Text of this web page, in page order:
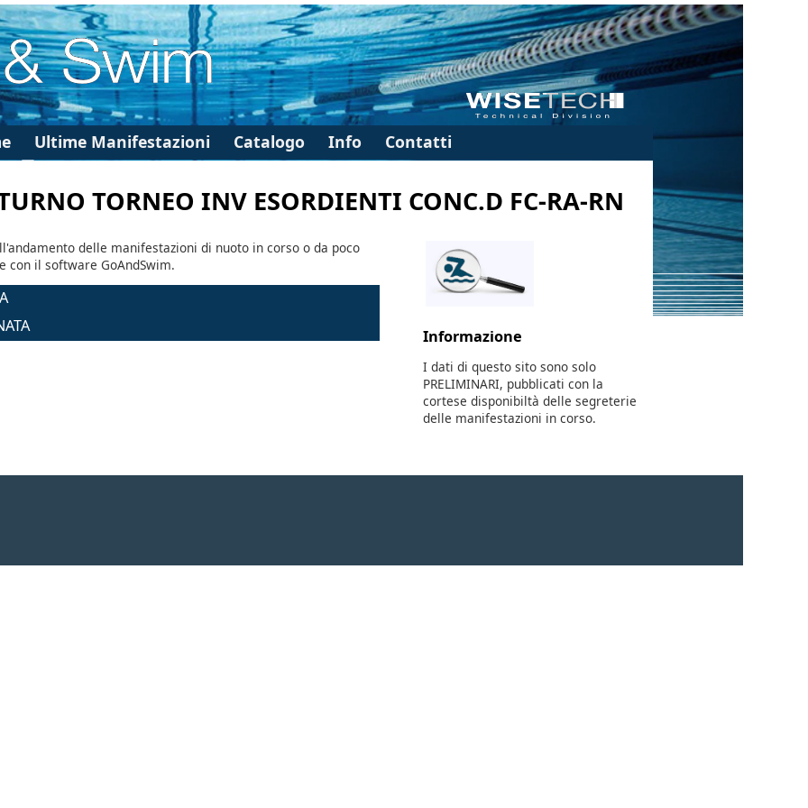
Ultime Manifestazioni Catalogo Info Contatti
TORNEO INV ESORDIENTI CONC.D FC-RA-RN
delle manifestazioni di nuoto in corso o da poco
con il software GoAndSwim.
Informazione
I dati di questo sito sono solo
PRELIMINARI, pubblicati con la
cortese disponibiltà delle segreterie
delle manifestazioni in corso.